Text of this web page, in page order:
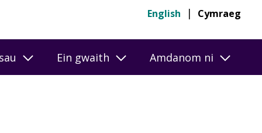
English Cymraeg
Ein gwaith Amdanom ni